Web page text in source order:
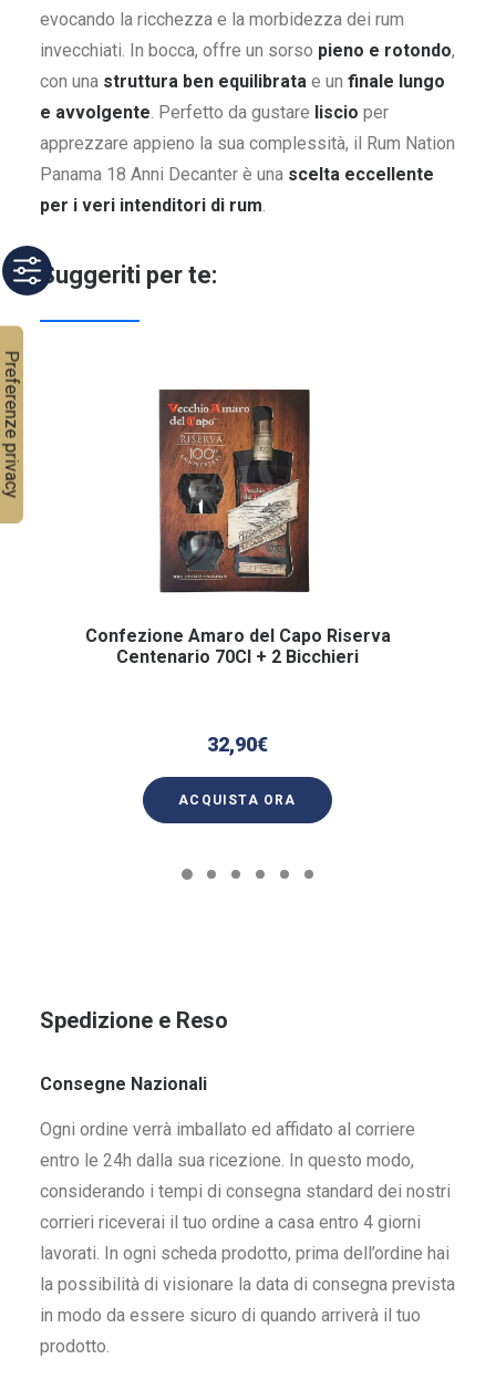
evocando la ricchezza e la morbidezza dei rum
invecchiati. In bocca, offre un sorso pieno e rotondo,
con una struttura ben equilibrata e un finale lungo
e avvolgente. Perfetto da gustare liscio per
apprezzare appieno la sua complessità, il Rum Nation
Panama 18 Anni Decanter è una scelta eccellente
per i veri intenditori di rum.
Suggeriti per te:
Confezione Amaro del Capo Riserva
Centenario 70Cl + 2 Bicchieri
32,90€
ACQUISTA ORA
Spedizione e Reso
Consegne Nazionali
Ogni ordine verrà imballato ed affidato al corriere
entro le 24h dalla sua ricezione. In questo modo,
considerando i tempi di consegna standard dei nostri
corrieri riceverai il tuo ordine a casa entro 4 giorni
lavorati. In ogni scheda prodotto, prima dell’ordine hai
la possibilità di visionare la data di consegna prevista
in modo da essere sicuro di quando arriverà il tuo
prodotto.